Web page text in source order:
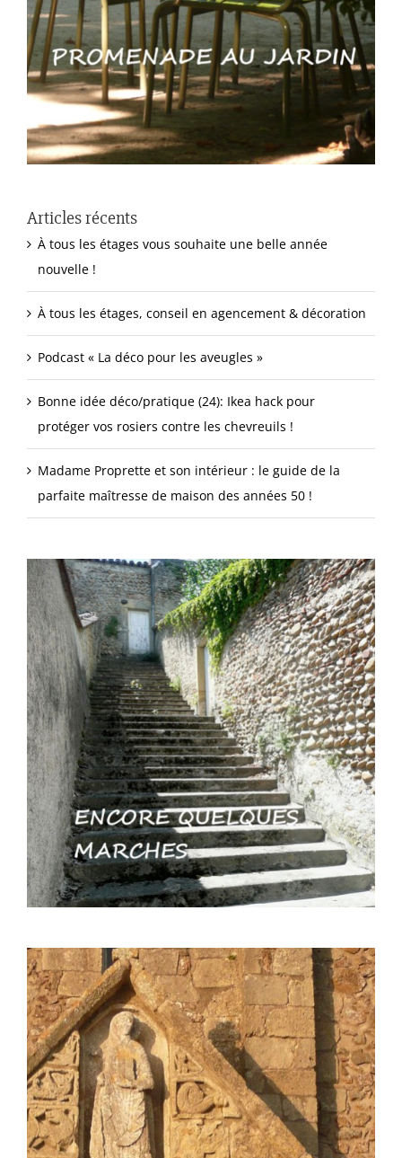
Articles récents
À tous les étages vous souhaite une belle année
nouvelle !
À tous les étages, conseil en agencement & décoration
Podcast « La déco pour les aveugles »
Bonne idée déco/pratique (24): Ikea hack pour
protéger vos rosiers contre les chevreuils !
Madame Proprette et son intérieur : le guide de la
parfaite maîtresse de maison des années 50 !